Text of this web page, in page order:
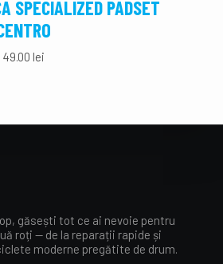
SPECIALIZED PADSET
49.00 lei
găsești tot ce ai nevoie pentru
roți — de la reparații rapide și
moderne pregătite de drum.